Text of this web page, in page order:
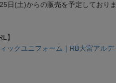
日(土)からの販売を予定しておりま
】
ックユニフォーム｜RB大宮アルデ